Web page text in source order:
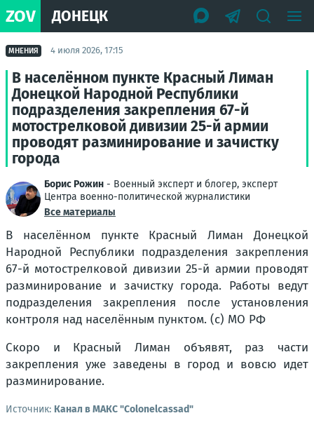
ZOV ДОНЕЦК
МНЕНИЯ 4 июля 2026, 17:15
В населённом пункте Красный Лиман
Донецкой Народной Республики
подразделения закрепления 67-й
мотострелковой дивизии 25-й армии
проводят разминирование и зачистку
города
Борис Рожин - Военный эксперт и блогер, эксперт
Центра военно-политической журналистики
Все материалы
В населённом пункте Красный Лиман Донецкой
Народной Республики подразделения закрепления
67-й мотострелковой дивизии 25-й армии проводят
разминирование и зачистку города. Работы ведут
подразделения закрепления после установления
контроля над населённым пунктом. (с) МО РФ
Скоро и Красный Лиман объявят, раз части
закрепления уже заведены в город и вовсю идет
разминирование.
Источник: Канал в МАКС "Colonelcassad"